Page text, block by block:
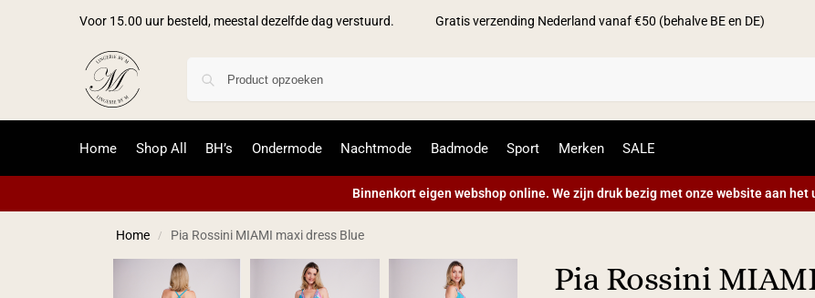
Voor 15.00 uur besteld, meestal dezelfde dag verstuurd. Gratis verzending Nederland vanaf €50 (behalve BE en DE)
Home Shop All BH’s Ondermode Nachtmode Badmode Sport Merken SALE
Binnenkort eigen webshop online. We zijn druk bezig met onze website aan het
Home / Pia Rossini MIAMI maxi dress Blue
Pia Rossini